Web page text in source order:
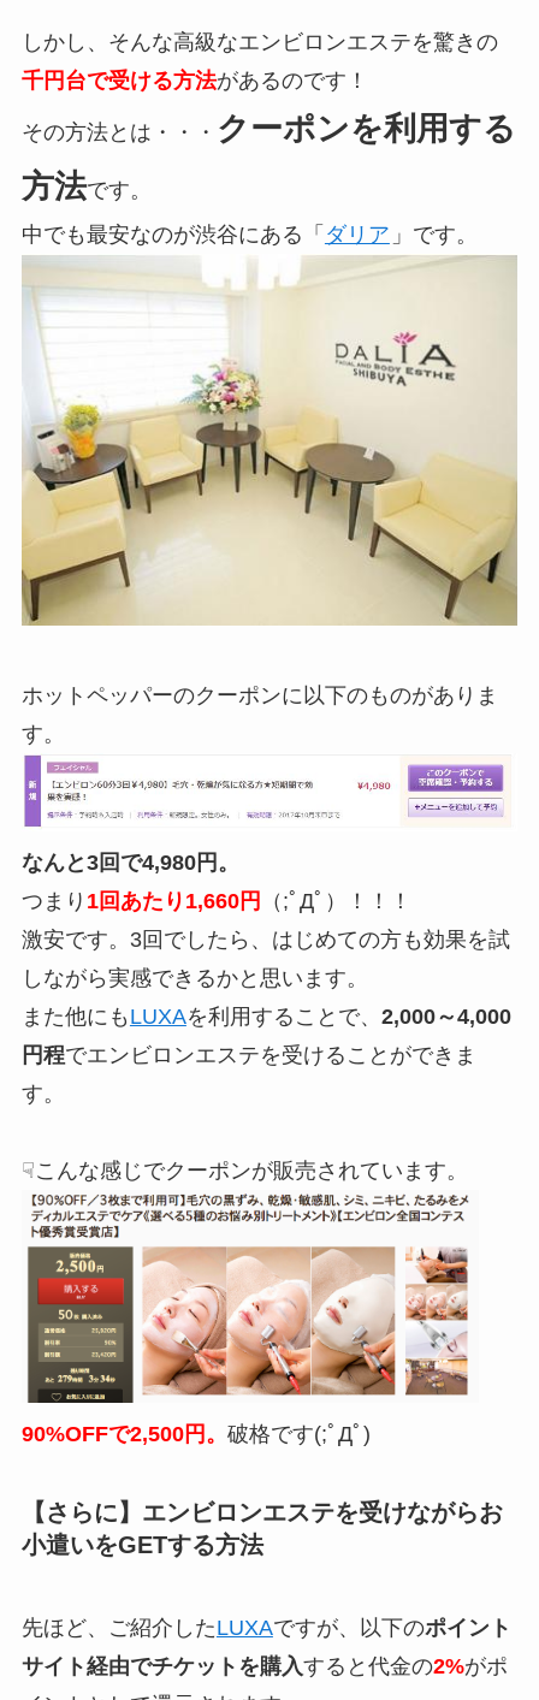
しかし、そんな高級なエンビロンエステを驚きの
千円台で受ける方法があるのです！
その方法とは・・・ クーポンを利用する
方法です。
中でも最安なのが渋谷にある「 ダリア 」です。
ホットペッパーのクーポンに以下のものがありま
す。
なんと3回で4,980円。
つまり 1回あたり1,660円
（;ﾟДﾟ）！！！
激安です。3回でしたら、はじめての方も効果を試
しながら実感できるかと思います。
また他にも LUXAを利用することで、 2,000～4,000
円程でエンビロンエステを受けることができま
す。
☟こんな感じでクーポンが販売されています。
90%OFFで2,500円。 破格です(;ﾟДﾟ)
【さらに】エンビロンエステを受けながらお
小遣いをGETする方法
先ほど、ご紹介したLUXAですが、以下のポイント
サイト経由でチケットを購入すると代金の2%がポ